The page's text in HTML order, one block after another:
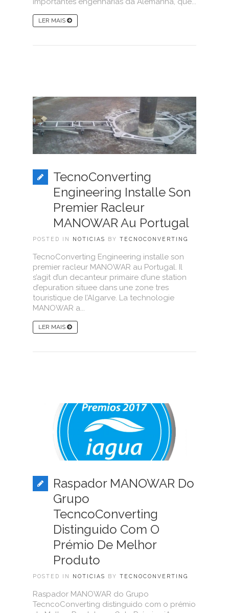
LER MAIS
TecnoConverting
Engineering Installe Son
Premier Racleur
MANOWAR Au Portugal
POSTED IN NOTICIAS BY TECNOCONVERTING
TecnoConverting Engineering installe son
premier racleur MANOWAR au Portugal. Il
s’agit d’un decanteur primaire d’une station
d’epuration situee dans une zone tres
touristique de l’Algarve. La technologie
MANOWAR a...
LER MAIS
Raspador MANOWAR Do
Grupo
TecncoConverting
Distinguido Com O
Prémio De Melhor
Produto
POSTED IN NOTICIAS BY TECNOCONVERTING
Raspador MANOWAR do Grupo
TecncoConverting distinguido com o prémio